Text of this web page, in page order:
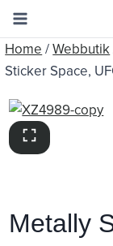
Skip
content
Home /Webbutik
Sticker Space,
Metally